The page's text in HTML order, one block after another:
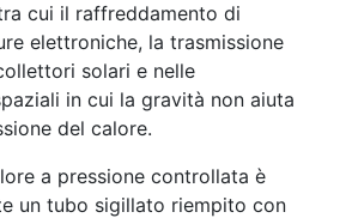
cui il raffreddamento di
elettroniche, la trasmissione
solari e nelle
in cui la gravità non aiuta
del calore.
a pressione controllata è
un tubo sigillato riempito con